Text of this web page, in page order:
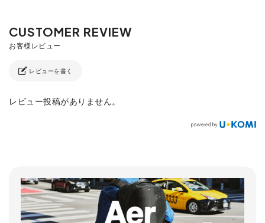
レビューを書く
レビュー投稿がありません。